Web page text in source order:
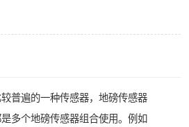
普遍的一种传感器，地磅传感器
多个地磅传感器组合使用。例如